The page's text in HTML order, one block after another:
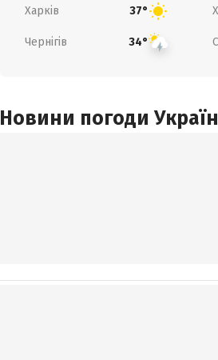
Харків 37°
Чернігів 34°
Новини погоди